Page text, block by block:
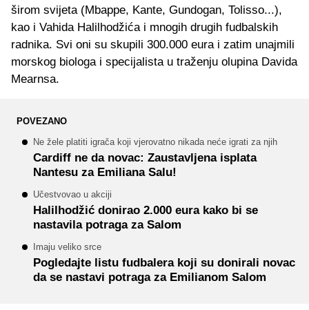
širom svijeta (Mbappe, Kante, Gundogan, Tolisso...),
kao i Vahida Halilhodžića i mnogih drugih fudbalskih
radnika. Svi oni su skupili 300.000 eura i zatim unajmili
morskog biologa i specijalista u traženju olupina Davida
Mearnsa.
POVEZANO
Ne žele platiti igrača koji vjerovatno nikada neće igrati za njih
Cardiff ne da novac: Zaustavljena isplata
Nantesu za Emiliana Salu!
Učestvovao u akciji
Halilhodžić donirao 2.000 eura kako bi se
nastavila potraga za Salom
Imaju veliko srce
Pogledajte listu fudbalera koji su donirali novac
da se nastavi potraga za Emilianom Salom